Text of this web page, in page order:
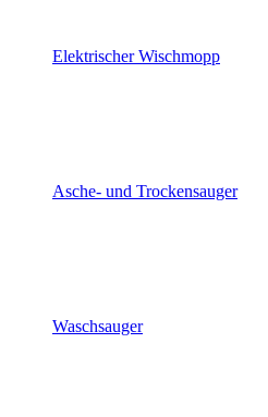
Elektrischer Wischmopp
Asche- und Trockensauger
Waschsauger